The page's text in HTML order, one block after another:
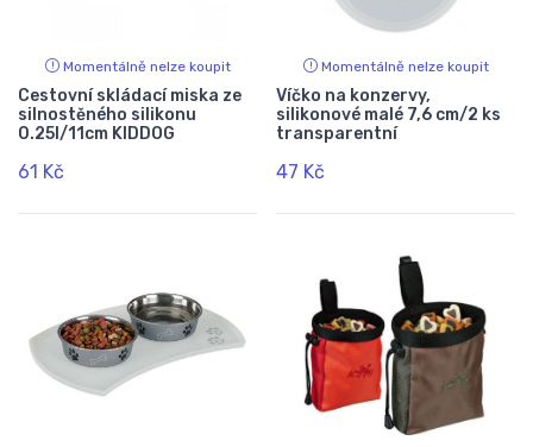
Momentálně nelze koupit
Cestovní skládací miska ze
silnostěného silikonu
0.25l/11cm KIDDOG
61 Kč
Momentálně nelze koupit
Víčko na konzervy,
silikonové malé 7,6 cm/2 ks
transparentní
47 Kč